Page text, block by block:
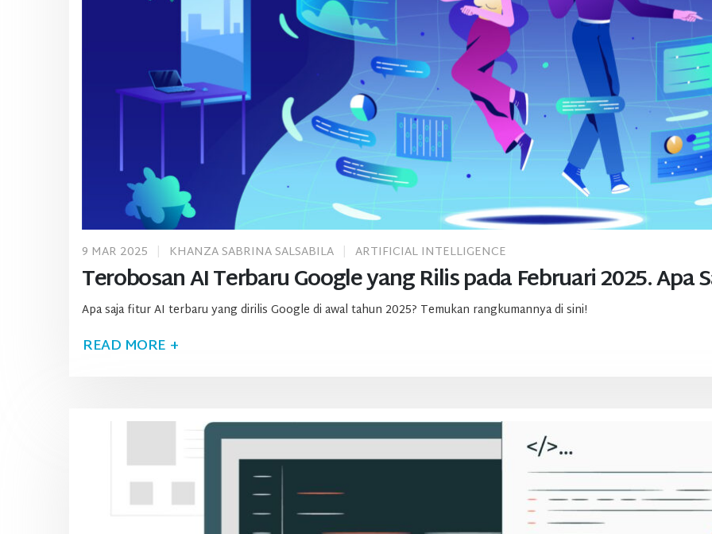
Terobosan AI Terbaru Google yang Rilis pada Februari 2025. Apa
9 MAR 2025 KHANZA SABRINA SALSABILA ARTIFICIAL INTELLIGENCE
Apa saja fitur AI terbaru yang dirilis Google di awal tahun 2025? Temukan rangkumannya di sini!
READ MORE +